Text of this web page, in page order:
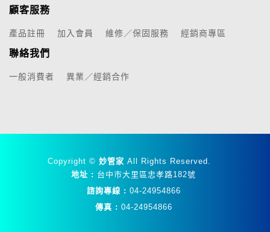
顧客服務
產品註冊 加入會員 維修／保固服務 經銷商專區
聯絡我們
一般消費者 異業／經銷合作
Copyright © 妙管家 All Rights Reserved.
地址 : 台中市大里區忠孝路182號
諮詢專線 : 04-24954866
傳真 : 04-24954866